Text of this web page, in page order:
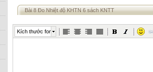
Bài 8 Đo Nhiệt độ KHTN 6 sách KNTT
Kích thước font